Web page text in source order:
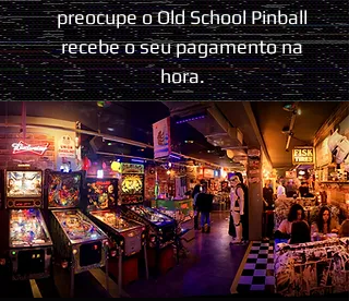
preocupe o Old School Pinball
recebe o seu pagamento na
hora.